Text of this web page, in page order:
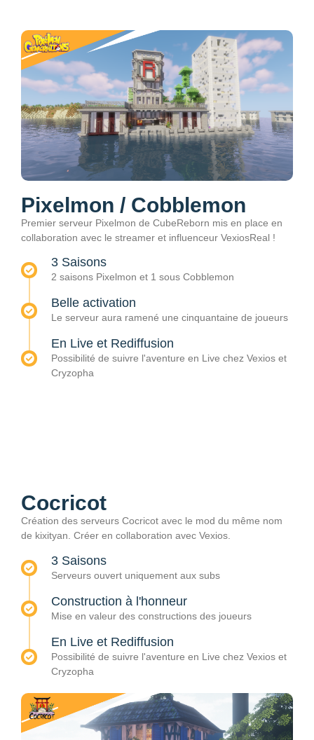
Pixelmon / Cobblemon
Premier serveur Pixelmon de CubeReborn mis en place en
collaboration avec le streamer et influenceur VexiosReal !
3 Saisons
2 saisons Pixelmon et 1 sous Cobblemon
Belle activation
Le serveur aura ramené une cinquantaine de joueurs
En Live et Rediffusion
Possibilité de suivre l'aventure en Live chez Vexios et
Cryzopha
Cocricot
Création des serveurs Cocricot avec le mod du même nom
de kixityan. Créer en collaboration avec Vexios.
3 Saisons
Serveurs ouvert uniquement aux subs
Construction à l'honneur
Mise en valeur des constructions des joueurs
En Live et Rediffusion
Possibilité de suivre l'aventure en Live chez Vexios et
Cryzopha